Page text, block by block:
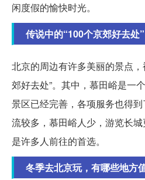
闲度假的愉快时光。
传说中的“100个京郊好去处
北京的周边有许多美丽的景点
郊好去处”。其中，慕田峪是一
景区已经完善，各项服务也得
流较多，慕田峪人少，游览长
是许多人前往的首选。
冬季去北京玩，有哪些地方